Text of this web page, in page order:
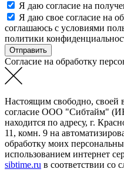
Я даю согласие на
Я даю свое согласие на
соглашаюсь с условиями
политики
Согласие на обработку
Настоящим свободно, своей
согласие ООО "Сибтайм"
находится по адресу, г.
11, комн. 9 на
обработку моих
использованием интернет
sibtime.ru в соответствии со